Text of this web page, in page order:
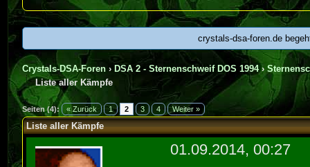
crystals-dsa-foren.de
Crystals-DSA-Foren › DSA 2 - Sternenschweif DOS 1994›
Liste aller Kämpfe
Seiten (4): « Zurück 1 2 3 4 Weiter »
Liste aller Kämpfe
01.09.2014, 00:27